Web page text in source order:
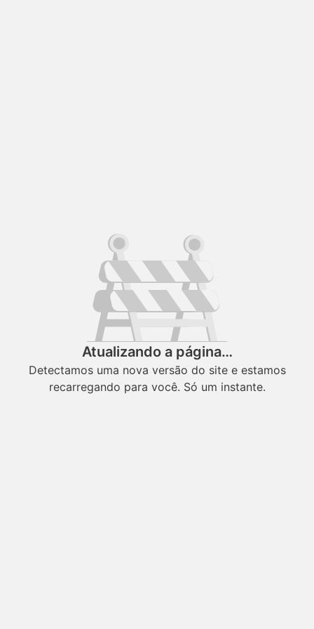
Atualizando a página…
Detectamos uma nova versão do site e estamos
recarregando para você. Só um instante.